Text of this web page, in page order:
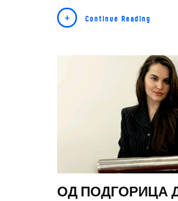
Continue Reading
ОД ПОДГОРИЦА